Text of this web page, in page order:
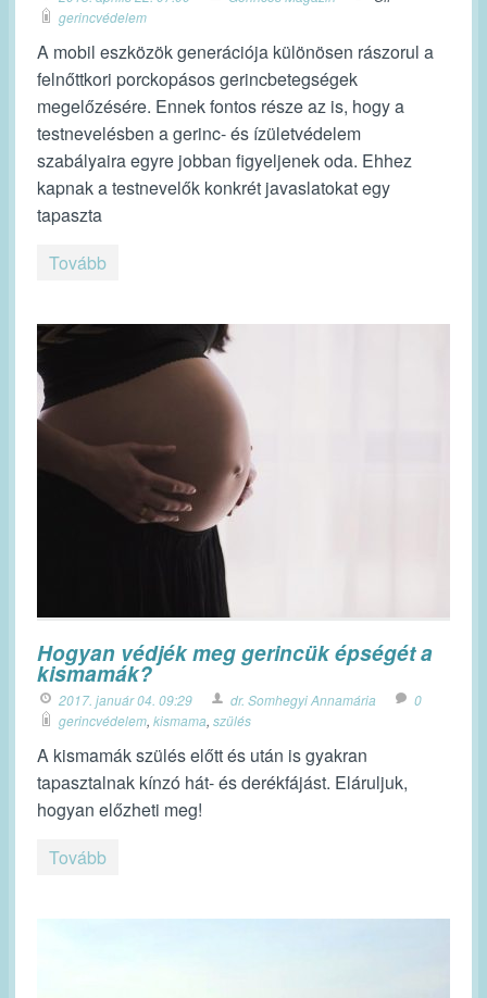
gerincvédelem
A mobil eszközök generációja különösen rászorul a
felnőttkori porckopásos gerincbetegségek
megelőzésére. Ennek fontos része az is, hogy a
testnevelésben a gerinc- és ízületvédelem
szabályaira egyre jobban figyeljenek oda. Ehhez
kapnak a testnevelők konkrét javaslatokat egy
tapaszta
Tovább
Hogyan védjék meg gerincük épségét a
kismamák?
2017. január 04. 09:29 dr. Somhegyi Annamária
0
gerincvédelem, kismama, szülés
A kismamák szülés előtt és után is gyakran
tapasztalnak kínzó hát- és derékfájást. Eláruljuk,
hogyan előzheti meg!
Tovább